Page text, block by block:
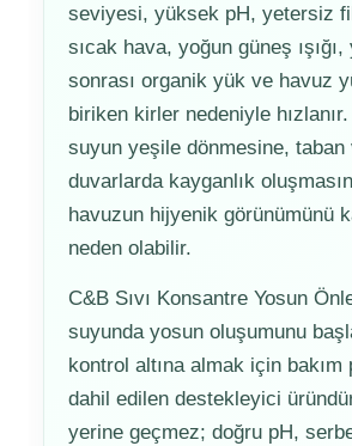
Jakuzi Sauna
Kartuş Filtreler
Kuvars Cam
Olimpik Havuz
Yangın Pompası
seviyesi, yüksek pH, yetersiz
sıcak hava, yoğun güneş
sonrası organik yük ve havuz
biriken kirler nedeniyle
suyun yeşile dönmesine, taban
duvarlarda kayganlık
havuzun hijyenik görünümünü
neden olabilir.
C&B Sıvı Konsantre Yosun
suyunda yosun oluşumunu
kontrol altına almak için bakım
dahil edilen destekleyici
yerine geçmez; doğru pH,